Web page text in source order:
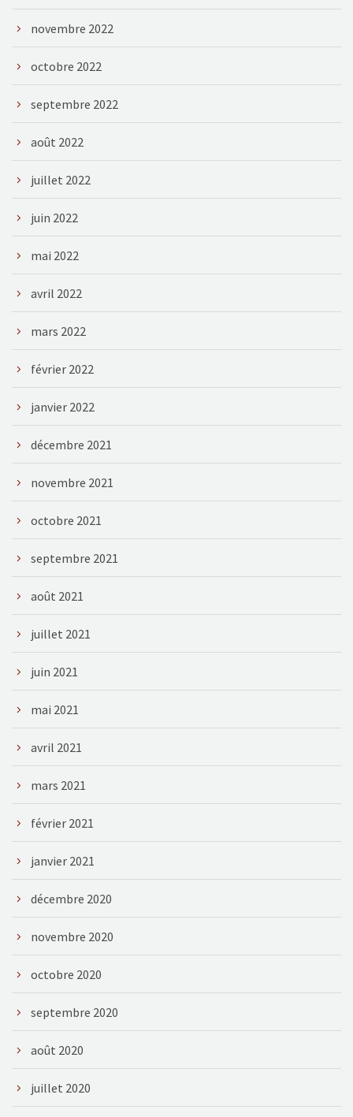
novembre 2022
octobre 2022
septembre 2022
août 2022
juillet 2022
juin 2022
mai 2022
avril 2022
mars 2022
février 2022
janvier 2022
décembre 2021
novembre 2021
octobre 2021
septembre 2021
août 2021
juillet 2021
juin 2021
mai 2021
avril 2021
mars 2021
février 2021
janvier 2021
décembre 2020
novembre 2020
octobre 2020
septembre 2020
août 2020
juillet 2020